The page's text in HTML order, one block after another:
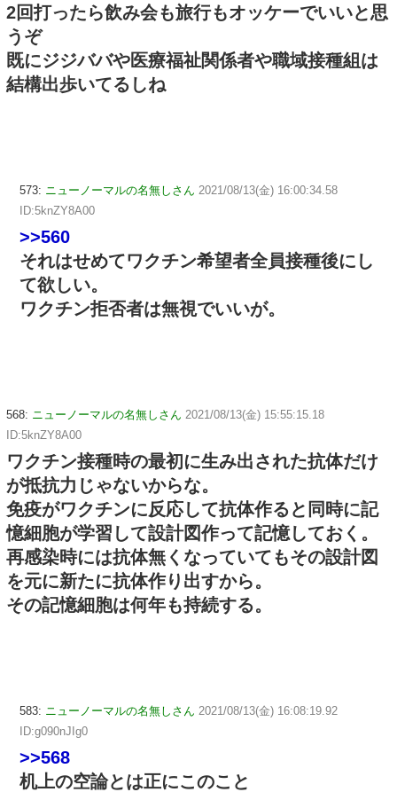
2回打ったら飲み会も旅行もオッケーでいいと思
うぞ
既にジジババや医療福祉関係者や職域接種組は
結構出歩いてるしね
573: ニューノーマルの名無しさん 2021/08/13(金) 16:00:34.58
ID:5knZY8A00
>>560
それはせめてワクチン希望者全員接種後にし
て欲しい。
ワクチン拒否者は無視でいいが。
568: ニューノーマルの名無しさん 2021/08/13(金) 15:55:15.18
ID:5knZY8A00
ワクチン接種時の最初に生み出された抗体だけ
が抵抗力じゃないからな。
免疫がワクチンに反応して抗体作ると同時に記
憶細胞が学習して設計図作って記憶しておく。
再感染時には抗体無くなっていてもその設計図
を元に新たに抗体作り出すから。
その記憶細胞は何年も持続する。
583: ニューノーマルの名無しさん 2021/08/13(金) 16:08:19.92
ID:g090nJIg0
>>568
机上の空論とは正にこのこと